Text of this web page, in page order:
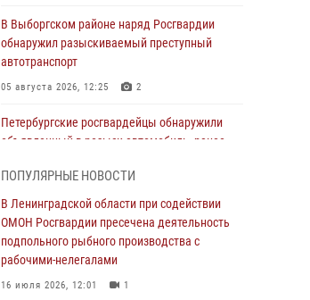
В Выборгском районе наряд Росгвардии
обнаружил разыскиваемый преступный
автотранспорт
05 августа 2026, 12:25 2
Петербургские росгвардейцы обнаружили
объявленный в розыск автомобиль, ранее
Ленобласти
04 августа 2026, 14:05
В Зеленогорске сотрудники Росгвардии, став
очевидцами серьезного ДТП, вызвали на
ПОПУЛЯРНЫЕ НОВОСТИ
В Ленинградской области при содействии
ОМОН Росгвардии пресечена деятельность
подпольного рыбного производства с
рабочими-нелегалами
16 июля 2026, 12:01 1